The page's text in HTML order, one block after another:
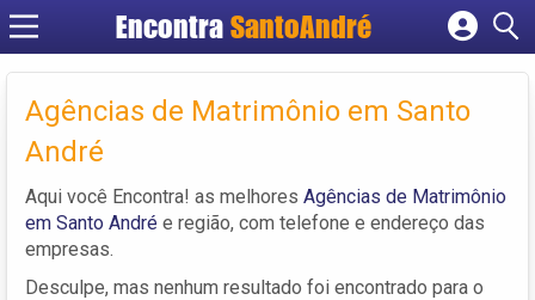
Encontra SantoAndré
Cadastrar empresa
Criar conta
Agências de Matrimônio em Santo
André
Aqui você Encontra! as melhores Agências de Matrimônio
em Santo André e região, com telefone e endereço das
empresas.
Desculpe, mas nenhum resultado foi encontrado para o